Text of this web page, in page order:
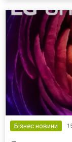
окружающая
Бізнес новини